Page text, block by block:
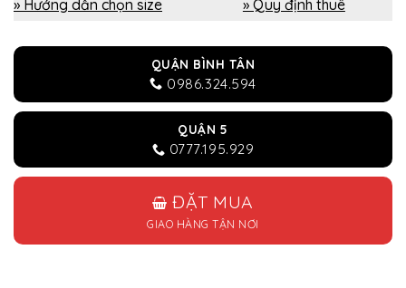
» Hướng dẫn chọn size » Quy định thuê
QUẬN BÌNH TÂN
0986.324.594
QUẬN 5
0777.195.929
ĐẶT MUA
GIAO HÀNG TẬN NƠI